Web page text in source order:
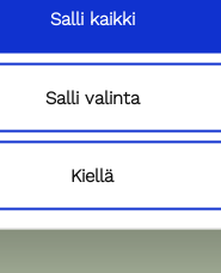
Salli kaikki
Salli valinta
Kiellä